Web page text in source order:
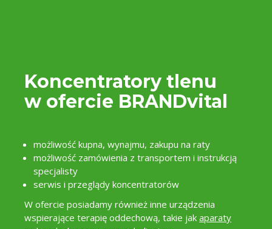
Koncentratory tlenu
w ofercie BRANDvital
możliwość kupna, wynajmu, zakupu na raty
możliwość zamówienia z transportem i instrukcją
specjalisty
serwis i przeglądy koncentratorów
W ofercie posiadamy również inne urządzenia
wspierające terapię oddechową, takie jak aparaty